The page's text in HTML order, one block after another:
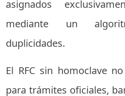
asignados
mediante un
duplicidades.
El RFC sin homoclave
para trámites oficiales,